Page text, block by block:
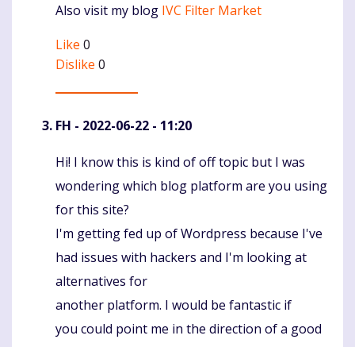
Also visit my blog IVC Filter Market
Like 0
Dislike 0
FH - 2022-06-22 - 11:20
Komentaras
Hi! I know this is kind of off topic but I was
wondering which blog platform are you using
for this site?
I'm getting fed up of Wordpress because I've
had issues with hackers and I'm looking at
alternatives for
another platform. I would be fantastic if
you could point me in the direction of a good